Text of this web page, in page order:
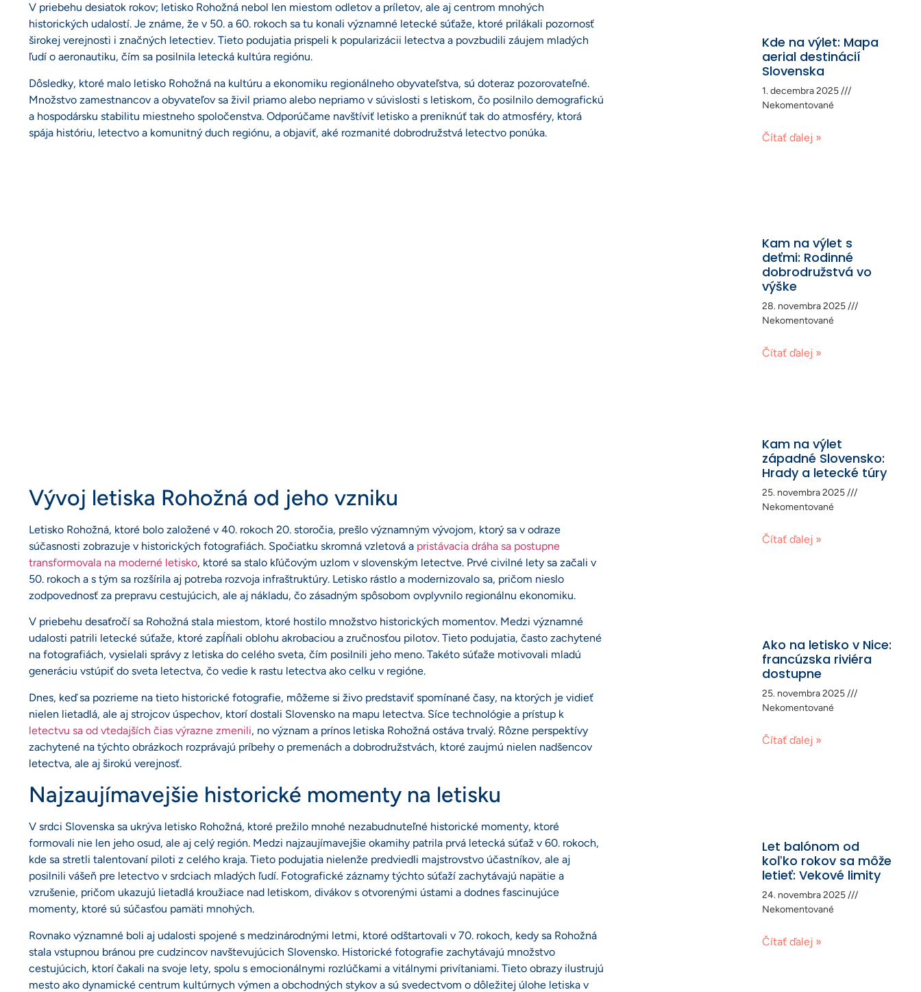
V priebehu desiatok rokov; letisko Rohožná nebol len miestom odletov a príletov, ale aj centrom mnohých
historických udalostí. Je známe, že v 50. a 60. rokoch sa tu konali významné letecké súťaže, ktoré prilákali pozornosť
širokej verejnosti i značných letectiev. Tieto podujatia prispeli k popularizácii letectva a povzbudili záujem mladých
ľudí o aeronautiku, čím sa posilnila letecká kultúra regiónu.
Dôsledky, ktoré malo letisko Rohožná na kultúru a ekonomiku regionálneho obyvateľstva, sú doteraz pozorovateľné.
Množstvo zamestnancov a obyvateľov sa živil priamo alebo nepriamo v súvislosti s letiskom, čo posilnilo demografickú
a hospodársku stabilitu miestneho spoločenstva. Odporúčame navštíviť letisko a preniknúť tak do atmosféry, ktorá
spája históriu, letectvo a komunitný duch regiónu, a objaviť, aké rozmanité dobrodružstvá letectvo ponúka.
Vývoj letiska Rohožná od jeho vzniku
Letisko Rohožná, ktoré bolo založené v 40. rokoch 20. storočia, prešlo významným vývojom, ktorý sa v odraze
súčasnosti zobrazuje v historických fotografiách. Spočiatku skromná vzletová a pristávacia dráha sa postupne
transformovala na moderné letisko, ktoré sa stalo kľúčovým uzlom v slovenským letectve. Prvé civilné lety sa začali v
50. rokoch a s tým sa rozšírila aj potreba rozvoja infraštruktúry. Letisko rástlo a modernizovalo sa, pričom nieslo
zodpovednosť za prepravu cestujúcich, ale aj nákladu, čo zásadným spôsobom ovplyvnilo regionálnu ekonomiku.
V priebehu desaťročí sa Rohožná stala miestom, ktoré hostilo množstvo historických momentov. Medzi významné
udalosti patrili letecké súťaže, ktoré zapĺňali oblohu akrobaciou a zručnosťou pilotov. Tieto podujatia, často zachytené
na fotografiách, vysielali správy z letiska do celého sveta, čím posilnili jeho meno. Takéto súťaže motivovali mladú
generáciu vstúpiť do sveta letectva, čo vedie k rastu letectva ako celku v regióne.
Dnes, keď sa pozrieme na tieto historické fotografie, môžeme si živo predstaviť spomínané časy, na ktorých je vidieť
nielen lietadlá, ale aj strojcov úspechov, ktorí dostali Slovensko na mapu letectva. Síce technológie a prístup k
letectvu sa od vtedajších čias výrazne zmenili, no význam a prínos letiska Rohožná ostáva trvalý. Rôzne perspektívy
zachytené na týchto obrázkoch rozprávajú príbehy o premenách a dobrodružstvách, ktoré zaujmú nielen nadšencov
letectva, ale aj širokú verejnosť.
Najzaujímavejšie historické momenty na letisku
V srdci Slovenska sa ukrýva letisko Rohožná, ktoré prežilo mnohé nezabudnuteľné historické momenty, ktoré
formovali nie len jeho osud, ale aj celý región. Medzi najzaujímavejšie okamihy patrila prvá letecká súťaž v 60. rokoch,
kde sa stretli talentovaní piloti z celého kraja. Tieto podujatia nielenže predviedli majstrovstvo účastníkov, ale aj
posilnili vášeň pre letectvo v srdciach mladých ľudí. Fotografické záznamy týchto súťaží zachytávajú napätie a
vzrušenie, pričom ukazujú lietadlá kroužiace nad letiskom, divákov s otvorenými ústami a dodnes fascinujúce
momenty, ktoré sú súčasťou pamäti mnohých.
Rovnako významné boli aj udalosti spojené s medzinárodnými letmi, ktoré odštartovali v 70. rokoch, kedy sa Rohožná
stala vstupnou bránou pre cudzincov navštevujúcich Slovensko. Historické fotografie zachytávajú množstvo
cestujúcich, ktorí čakali na svoje lety, spolu s emocionálnymi rozlúčkami a vitálnymi privítaniami. Tieto obrazy ilustrujú
mesto ako dynamické centrum kultúrnych výmen a obchodných stykov a sú svedectvom o dôležitej úlohe letiska v
Kde na výlet: Mapa
aerial destinácií
Slovenska
1. decembra 2025
Nekomentované
Čítať ďalej »
Kam na výlet s
deťmi: Rodinné
dobrodružstvá vo
výške
28. novembra 2025
Nekomentované
Čítať ďalej »
Kam na výlet
západné Slovensko:
Hrady a letecké túry
25. novembra 2025
Nekomentované
Čítať ďalej »
Ako na letisko v Nice:
francúzska riviéra
dostupne
25. novembra 2025
Nekomentované
Čítať ďalej »
Let balónom od
koľko rokov sa môže
letieť: Vekové limity
24. novembra 2025
Nekomentované
Čítať ďalej »